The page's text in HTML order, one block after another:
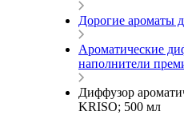
Дорогие ароматы
Ароматические
наполнители
Диффузор
KRISO; 500 мл